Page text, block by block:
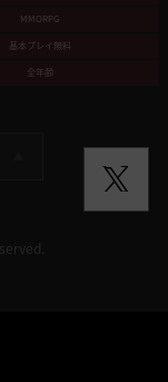
MMORPG
基本プレイ無料
全年齢